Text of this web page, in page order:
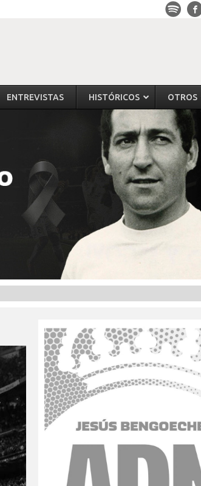
ENTREVISTAS HISTÓRICOS OTROS